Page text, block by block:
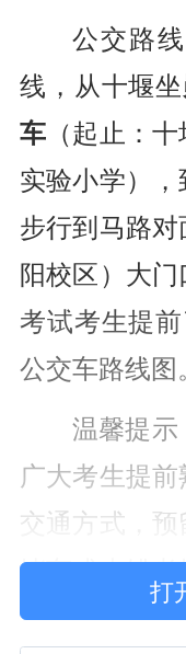
公交路
线，从十堰坐
车 （起止：
实验小学）
步行到马路
阳校区） 大
考试考生提
公交车路线图。
温馨提
广大考生提
交通方式，
堵车或走错
考试。
打